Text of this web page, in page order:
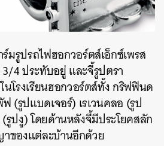
มรูปรถไฟฮอกวอร์ตส์เอ็กซ์เพรส
4 ประทับอยู่ และจี้รูปตรา
รงเรียนฮอกวอร์ตส์ทั้งกริฟฟินด
(รูปแบดเจอร์) เรเวนคลอ (รูป
ปงู) โดยด้านหลังจี้มีประโยคสลัก
าของแต่ละบ้านอีกด้วย